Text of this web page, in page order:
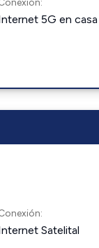
5G en casa
Satelital